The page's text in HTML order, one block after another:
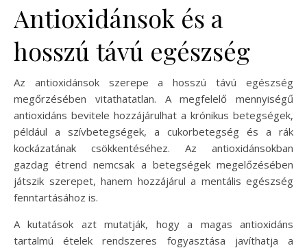
Antioxidánsok és a
hosszú távú egészség
Az antioxidánsok szerepe a hosszú távú egészség
megőrzésében vitathatatlan. A megfelelő mennyiségű
antioxidáns bevitele hozzájárulhat a krónikus betegségek,
például a szívbetegségek, a cukorbetegség és a rák
kockázatának csökkentéséhez. Az antioxidánsokban
gazdag étrend nemcsak a betegségek megelőzésében
játszik szerepet, hanem hozzájárul a mentális egészség
fenntartásához is.
A kutatások azt mutatják, hogy a magas antioxidáns
tartalmú ételek rendszeres fogyasztása javíthatja a